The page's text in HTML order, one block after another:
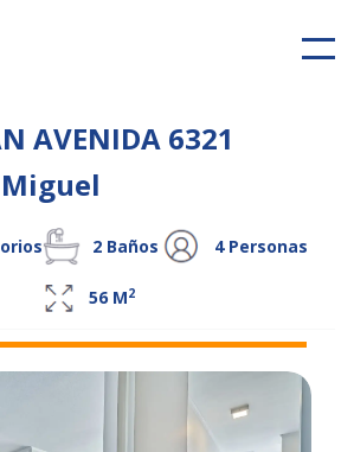
AVENIDA 6321
2 Baños 4Personas
56 M2